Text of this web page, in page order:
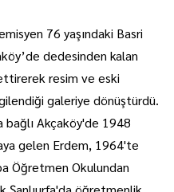
76 yaşındaki Basri
dedesinden kalan
resim ve eski
galeriye dönüştürdü.
bağlı ​​​​​​​Akçaköy'de 1948
gelen Erdem, 1964'te
Öğretmen Okulundan